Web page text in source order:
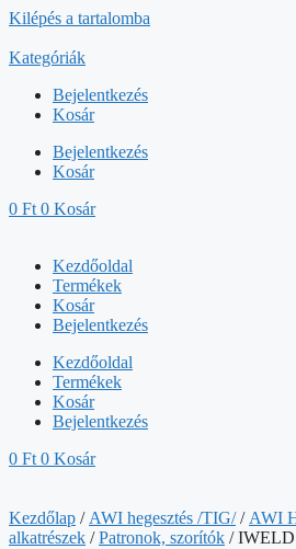
Kilépés a tartalomba
Kategóriák
Bejelentkezés
Kosár
Bejelentkezés
Kosár
0 Ft 0 Kosár
Kezdőoldal
Termékek
Kosár
Bejelentkezés
Kezdőoldal
Termékek
Kosár
Bejelentkezés
0 Ft 0 Kosár
Kezdőlap / AWI hegesztés /TIG// AWI
alkatrészek /Patronok, szorítók / IWELD